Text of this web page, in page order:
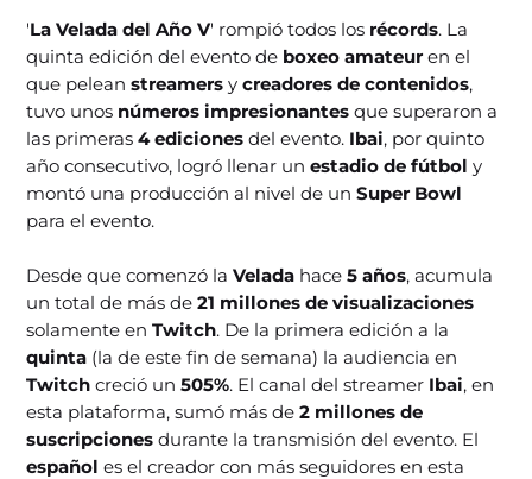
'La Velada del Año V' rompió todos los récords. La
quinta edición del evento de boxeo amateur en el
que peleanstreamers ycreadores de contenidos,
tuvo unos números impresionantes que superaron a
las primeras4 ediciones del evento. Ibai, por quinto
año consecutivo, logró llenar unestadio de fútboly
montó una producción al nivel de unSuper Bowl
para el evento.
Desde que comenzó laVelada hace5 años, acumula
un total de más de21 millones de visualizaciones
solamente enTwitch. De la primera edición a la
quinta (la de este fin de semana) la audiencia en
Twitch creció un505%. El canal del streamer Ibai, en
esta plataforma, sumó más de2 millones de
suscripciones durante la transmisión del evento. El
español es el creador con más seguidores en esta